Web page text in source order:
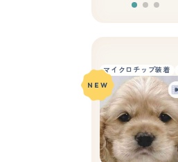
マイクロチップ装着
NEW